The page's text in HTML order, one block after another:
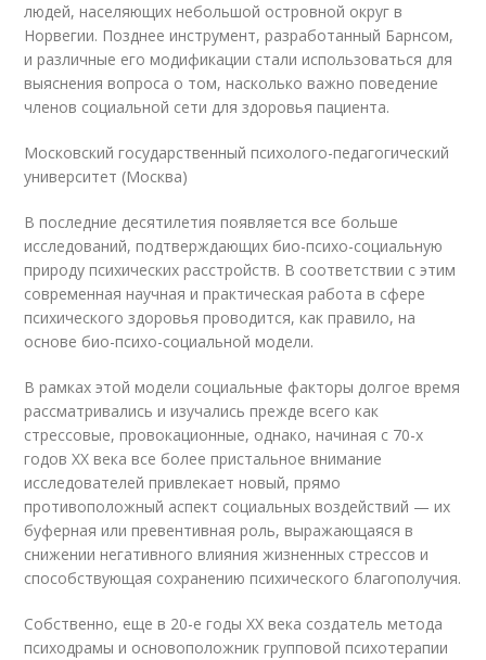
людей, населяющих небольшой островной округ в
Норвегии. Позднее инструмент, разработанный Барнсом,
и различные его модификации стали использоваться для
выяснения вопроса о том, насколько важно поведение
членов социальной сети для здоровья пациента.
Московский государственный психолого-педагогический
университет (Москва)
В последние десятилетия появляется все больше
исследований, подтверждающих био-психо-социальную
природу психических расстройств. В соответствии с этим
современная научная и практическая работа в сфере
психического здоровья проводится, как правило, на
основе био-психо-социальной модели.
В рамках этой модели социальные факторы долгое время
рассматривались и изучались прежде всего как
стрессовые, провокационные, однако, начиная с 70-х
годов XX века все более пристальное внимание
исследователей привлекает новый, прямо
противоположный аспект социальных воздействий — их
буферная или превентивная роль, выражающаяся в
снижении негативного влияния жизненных стрессов и
способствующая сохранению психического благополучия.
Собственно, еще в 20-е годы XX века создатель метода
психодрамы и основоположник групповой психотерапии